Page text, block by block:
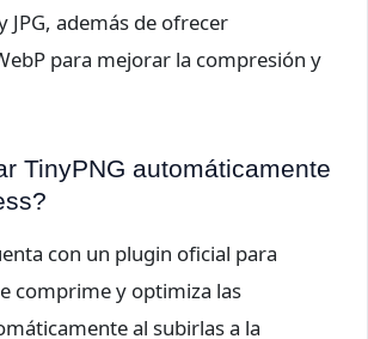
JPG, además de ofrecer
para mejorar la compresión y
TinyPNG automáticamente
con un plugin oficial para
comprime y optimiza las
al subirlas a la